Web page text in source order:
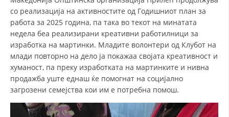
ЗАКОН ЗА ЦКРМ
СТАТУТ НА ЦКРМ
РАКОВОДЕН ОДБОР
со реализација на активностите од Годишниот план за
работа за 2025 година, па така во текот на минатата
недела беа реализирани креативни работилници за
изработка на мартинки. Младите волонтери од Клубот на
млади повторно на дело ја покажаа својата креативност и
хуманост, па преку изработката на мартинките и нивна
продажба уште еднаш ќе помогнат на социјално
загрозени семејства кои им е потребна помош.